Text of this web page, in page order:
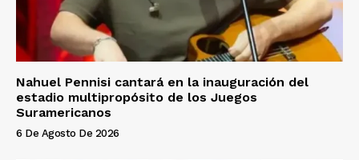
Nahuel Pennisi cantará en la inauguración del
estadio multipropósito de los Juegos
Suramericanos
6 De Agosto De 2026